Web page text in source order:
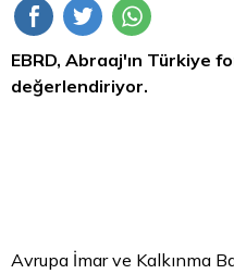
EBRD, Abraaj'ın Türkiye
değerlendiriyor.
Avrupa İmar ve Kalkınma